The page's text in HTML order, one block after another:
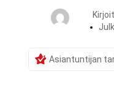
Asiantuntijan